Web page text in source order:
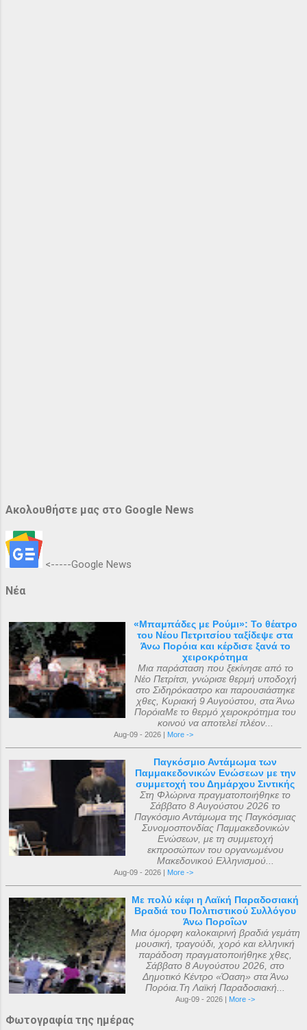
Ακολουθήστε μας στο Google News
<-----Google News
Νέα
«Μπαμπάδες με Ρούμι»: Το θέατρο
του Νέου Πετριτσίου ταξίδεψε στα
Άνω Πορόια και κέρδισε ξανά το
χειροκρότημα
Μια παράσταση που ξεκίνησε από το
Νέο Πετρίτσι, γνώρισε θερμή υποδοχή
στο Σιδηρόκαστρο και παρουσιάστηκε
χθες, Κυριακή 9 Αυγούστου, στα Άνω
ΠορόιαΜε το θερμό χειροκρότημα του
κοινού να αποτελεί πλέον...
Aug-09 - 2026 | More ->
Παγκόσμιο Αντάμωμα των
Παμμακεδονικών Ενώσεων με την
συμμετοχή του Δημάρχου Σιντικής
Στη Φλώρινα πραγματοποιήθηκε το
Σάββατο 8 Αυγούστου 2026 το
Παγκόσμιο Αντάμωμα της Παγκόσμιας
Συνομοσπονδίας Παμμακεδονικών
Ενώσεων, με τη συμμετοχή
εκπροσώπων του οργανωμένου
Μακεδονικού Ελληνισμού...
Aug-09 - 2026 | More ->
Με πολύ κέφι η Λαϊκή Παραδοσιακή
Βραδιά του Πολιτιστικού Συλλόγου
Άνω Ποροΐων
Μια όμορφη καλοκαιρινή βραδιά γεμάτη
μουσική, τραγούδι, χορό και ελληνική
παράδοση πραγματοποιήθηκε χθες,
Σάββατο 8 Αυγούστου 2026, στο
Δημοτικό Κέντρο «Όαση» στα Άνω
Πορόια.Τη Λαϊκή Παραδοσιακή...
Aug-09 - 2026 | More ->
Φωτογραφία της ημέρας